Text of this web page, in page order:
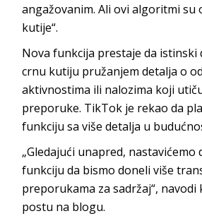
angažovanim. Ali ovi algoritmi su
kutije“.
Nova funkcija prestaje da istinski
crnu kutiju pružanjem detalja o
aktivnostima ili nalozima koji
preporuke. TikTok je rekao da
funkciju sa više detalja u
„Gledajući unapred, nastavićemo
funkciju da bismo doneli više
preporukama za sadržaj“, navodi
postu na blogu.